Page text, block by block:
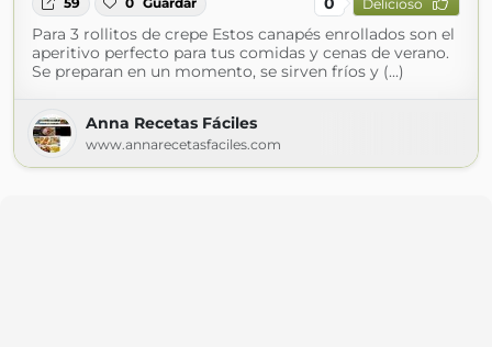
Delicioso
Para 3 rollitos de crepe Estos canapés enrollados son el
aperitivo perfecto para tus comidas y cenas de verano.
Se preparan en un momento, se sirven fríos y (...)
Anna Recetas Fáciles
www.annarecetasfaciles.com